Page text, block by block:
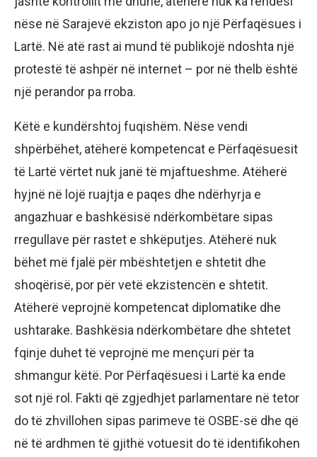
nëse në Sarajevë ekziston apo jo një Përfaqësues i
Lartë. Në atë rast ai mund të publikojë ndoshta një
protestë të ashpër në internet – por në thelb është
një perandor pa rroba.
Këtë e kundërshtoj fuqishëm. Nëse vendi
shpërbëhet, atëherë kompetencat e Përfaqësuesit
të Lartë vërtet nuk janë të mjaftueshme. Atëherë
hyjnë në lojë ruajtja e paqes dhe ndërhyrja e
angazhuar e bashkësisë ndërkombëtare sipas
rregullave për rastet e shkëputjes. Atëherë nuk
bëhet më fjalë për mbështetjen e shtetit dhe
shoqërisë, por për vetë ekzistencën e shtetit.
Atëherë veprojnë kompetencat diplomatike dhe
ushtarake. Bashkësia ndërkombëtare dhe shtetet
fqinje duhet të veprojnë me mençuri për ta
shmangur këtë. Por Përfaqësuesi i Lartë ka ende
sot një rol. Fakti që zgjedhjet parlamentare në tetor
do të zhvillohen sipas parimeve të OSBE-së dhe që
në të ardhmen të gjithë votuesit do të identifikohen